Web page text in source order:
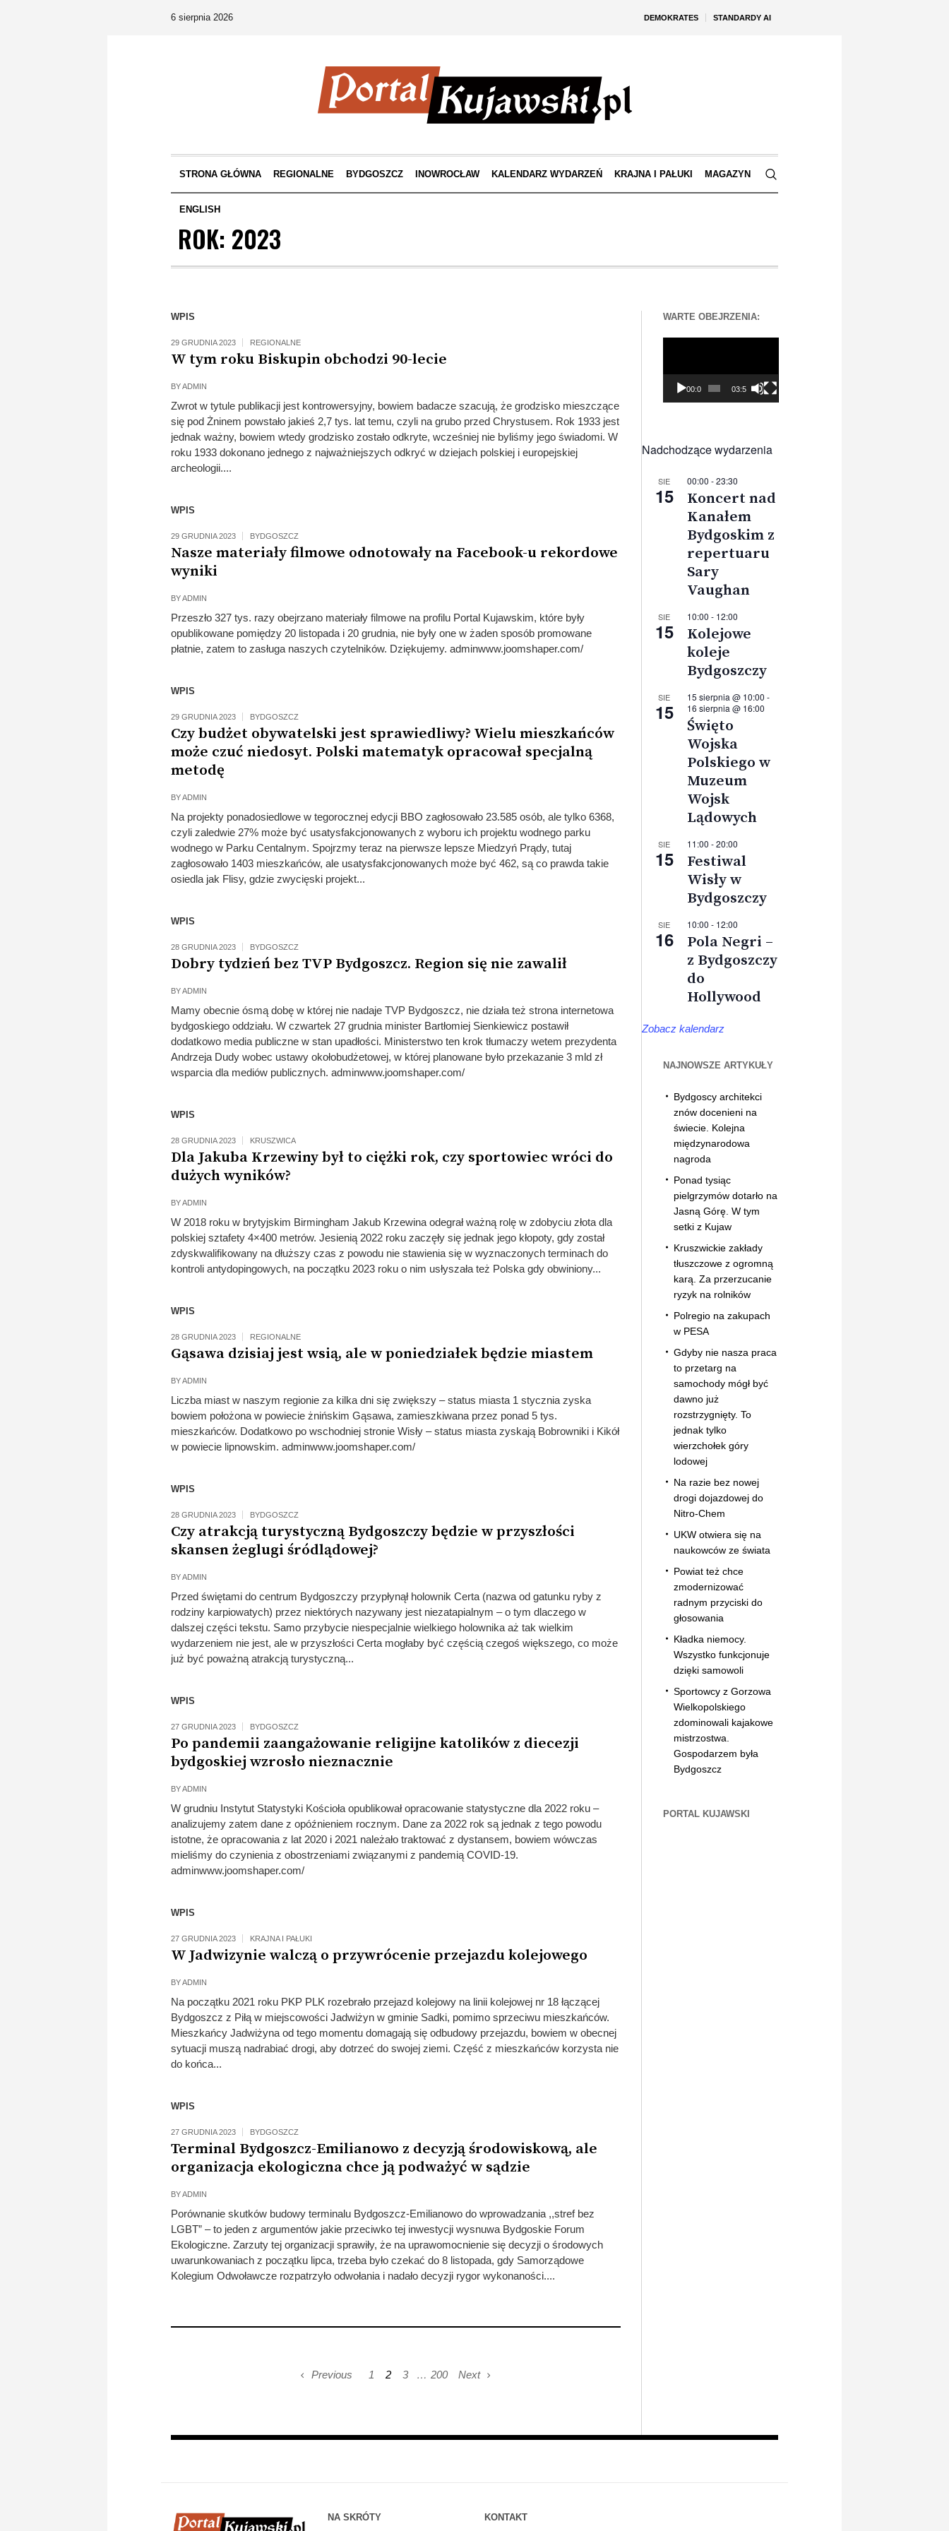
DEMOKRATES STANDARDY AI
6 sierpnia 2026
STRONA GŁÓWNA REGIONALNE BYDGOSZCZ INOWROCŁAW KALENDARZ WYDARZEŃ KRAJNA I PAŁUKI MAGAZYN
ENGLISH
ROK: 2023
WPIS
29 GRUDNIA 2023 REGIONALNE
W tym roku Biskupin obchodzi 90-lecie
BYADMIN
Zwrot w tytule publikacji jest kontrowersyjny, bowiem badacze szacują, że grodzisko mieszczące
się pod Żninem powstało jakieś 2,7 tys. lat temu, czyli na grubo przed Chrystusem. Rok 1933 jest
jednak ważny, bowiem wtedy grodzisko zostało odkryte, wcześniej nie byliśmy jego świadomi. W
roku 1933 dokonano jednego z najważniejszych odkryć w dziejach polskiej i europejskiej
archeologii....
WPIS
29 GRUDNIA 2023 BYDGOSZCZ
Nasze materiały filmowe odnotowały na Facebook-u rekordowe
wyniki
BYADMIN
Przeszło 327 tys. razy obejrzano materiały filmowe na profilu Portal Kujawskim, które były
opublikowane pomiędzy 20 listopada i 20 grudnia, nie były one w żaden sposób promowane
płatnie, zatem to zasługa naszych czytelników. Dziękujemy. adminwww.joomshaper.com/
WPIS
29 GRUDNIA 2023 BYDGOSZCZ
Czy budżet obywatelski jest sprawiedliwy? Wielu mieszkańców
może czuć niedosyt. Polski matematyk opracował specjalną
metodę
BYADMIN
Na projekty ponadosiedlowe w tegorocznej edycji BBO zagłosowało 23.585 osób, ale tylko 6368,
czyli zaledwie 27% może być usatysfakcjonowanych z wyboru ich projektu wodnego parku
wodnego w Parku Centalnym. Spojrzmy teraz na pierwsze lepsze Miedzyń Prądy, tutaj
zagłosowało 1403 mieszkańców, ale usatysfakcjonowanych może być 462, są co prawda takie
osiedla jak Flisy, gdzie zwycięski projekt...
WPIS
28 GRUDNIA 2023 BYDGOSZCZ
Dobry tydzień bez TVP Bydgoszcz. Region się nie zawalił
BYADMIN
Mamy obecnie ósmą dobę w której nie nadaje TVP Bydgoszcz, nie działa też strona internetowa
bydgoskiego oddziału. W czwartek 27 grudnia minister Bartłomiej Sienkiewicz postawił
dodatkowo media publiczne w stan upadłości. Ministerstwo ten krok tłumaczy wetem prezydenta
Andrzeja Dudy wobec ustawy okołobudżetowej, w której planowane było przekazanie 3 mld zł
wsparcia dla mediów publicznych. adminwww.joomshaper.com/
WPIS
28 GRUDNIA 2023 KRUSZWICA
Dla Jakuba Krzewiny był to ciężki rok, czy sportowiec wróci do
dużych wyników?
BYADMIN
W 2018 roku w brytyjskim Birmingham Jakub Krzewina odegrał ważną rolę w zdobyciu złota dla
polskiej sztafety 4×400 metrów. Jesienią 2022 roku zaczęły się jednak jego kłopoty, gdy został
zdyskwalifikowany na dłuższy czas z powodu nie stawienia się w wyznaczonych terminach do
kontroli antydopingowych, na początku 2023 roku o nim usłyszała też Polska gdy obwiniony...
WPIS
28 GRUDNIA 2023 REGIONALNE
Gąsawa dzisiaj jest wsią, ale w poniedziałek będzie miastem
BYADMIN
Liczba miast w naszym regionie za kilka dni się zwiększy – status miasta 1 stycznia zyska
bowiem położona w powiecie żnińskim Gąsawa, zamieszkiwana przez ponad 5 tys.
mieszkańców. Dodatkowo po wschodniej stronie Wisły – status miasta zyskają Bobrowniki i Kikół
w powiecie lipnowskim. adminwww.joomshaper.com/
WPIS
28 GRUDNIA 2023 BYDGOSZCZ
Czy atrakcją turystyczną Bydgoszczy będzie w przyszłości
skansen żeglugi śródlądowej?
BYADMIN
Przed świętami do centrum Bydgoszczy przypłynął holownik Certa (nazwa od gatunku ryby z
rodziny karpiowatych) przez niektórych nazywany jest niezatapialnym – o tym dlaczego w
dalszej części tekstu. Samo przybycie niespecjalnie wielkiego holownika aż tak wielkim
wydarzeniem nie jest, ale w przyszłości Certa mogłaby być częścią czegoś większego, co może
już być poważną atrakcją turystyczną...
WPIS
27 GRUDNIA 2023 BYDGOSZCZ
Po pandemii zaangażowanie religijne katolików z diecezji
bydgoskiej wzrosło nieznacznie
BYADMIN
W grudniu Instytut Statystyki Kościoła opublikował opracowanie statystyczne dla 2022 roku –
analizujemy zatem dane z opóźnieniem rocznym. Dane za 2022 rok są jednak z tego powodu
istotne, że opracowania z lat 2020 i 2021 należało traktować z dystansem, bowiem wówczas
mieliśmy do czynienia z obostrzeniami związanymi z pandemią COVID-19.
adminwww.joomshaper.com/
WPIS
27 GRUDNIA 2023 KRAJNA I PAŁUKI
W Jadwizynie walczą o przywrócenie przejazdu kolejowego
BYADMIN
Na początku 2021 roku PKP PLK rozebrało przejazd kolejowy na linii kolejowej nr 18 łączącej
Bydgoszcz z Piłą w miejscowości Jadwiżyn w gminie Sadki, pomimo sprzeciwu mieszkańców.
Mieszkańcy Jadwiżyna od tego momentu domagają się odbudowy przejazdu, bowiem w obecnej
sytuacji muszą nadrabiać drogi, aby dotrzeć do swojej ziemi. Część z mieszkańców korzysta nie
do końca...
WPIS
27 GRUDNIA 2023 BYDGOSZCZ
Terminal Bydgoszcz-Emilianowo z decyzją środowiskową, ale
organizacja ekologiczna chce ją podważyć w sądzie
BYADMIN
Porównanie skutków budowy terminalu Bydgoszcz-Emilianowo do wprowadzania ,,stref bez
LGBT” – to jeden z argumentów jakie przeciwko tej inwestycji wysnuwa Bydgoskie Forum
Ekologiczne. Zarzuty tej organizacji sprawiły, że na uprawomocnienie się decyzji o środowych
uwarunkowaniach z początku lipca, trzeba było czekać do 8 listopada, gdy Samorządowe
Kolegium Odwoławcze rozpatrzyło odwołania i nadało decyzji rygor wykonaności....
Previous 1 2 3 … 200 Next
WARTE OBEJRZENIA:
00:00 03:56
Nadchodzące wydarzenia
SIE
15
00:00 -23:30
Koncert nad
Kanałem
Bydgoskim z
repertuaru
Sary
Vaughan
SIE
15
10:00 - 12:00
Kolejowe
koleje
Bydgoszczy
SIE
15
15 sierpnia @ 10:00 -
16 sierpnia @ 16:00
Święto
Wojska
Polskiego w
Muzeum
Wojsk
Lądowych
SIE
15
11:00 -20:00
Festiwal
Wisły w
Bydgoszczy
SIE
16
10:00 - 12:00
Pola Negri –
z Bydgoszczy
do
Hollywood
Zobacz kalendarz
NAJNOWSZE ARTYKUŁY
Bydgoscy architekci
znów docenieni na
świecie. Kolejna
międzynarodowa
nagroda
Ponad tysiąc
pielgrzymów dotarło na
Jasną Górę. W tym
setki z Kujaw
Kruszwickie zakłady
tłuszczowe z ogromną
karą. Za przerzucanie
ryzyk na rolników
Polregio na zakupach
w PESA
Gdyby nie nasza praca
to przetarg na
samochody mógł być
dawno już
rozstrzygnięty. To
jednak tylko
wierzchołek góry
lodowej
Na razie bez nowej
drogi dojazdowej do
Nitro-Chem
UKW otwiera się na
naukowców ze świata
Powiat też chce
zmodernizować
radnym przyciski do
głosowania
Kładka niemocy.
Wszystko funkcjonuje
dzięki samowoli
Sportowcy z Gorzowa
Wielkopolskiego
zdominowali kajakowe
mistrzostwa.
Gospodarzem była
Bydgoszcz
PORTAL KUJAWSKI
NA SKRÓTY KONTAKT